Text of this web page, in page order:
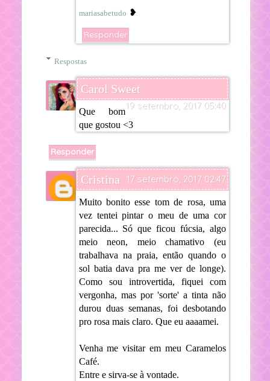
mariasabetudo ❥
Responder
Respostas
Carol Sweet
19 setembro, 2017 05:40
Que bom
que gostou <3
Responder
Cristina 17 setembro, 2017 02:47
Muito bonito esse tom de rosa, uma
vez tentei pintar o meu de uma cor
parecida... Só que ficou fúcsia, algo
meio neon, meio chamativo (eu
trabalhava na praia, então quando o
sol batia dava pra me ver de longe).
Como sou introvertida, fiquei com
vergonha, mas por 'sorte' a tinta não
durou duas semanas, foi desbotando
pro rosa mais claro. Que eu aaaamei.
Venha me visitar em meu Caramelos
Café.
Entre e sirva-se à vontade.